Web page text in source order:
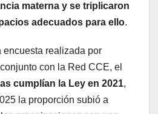
materna y se triplicaron
adecuados para ello.
encuesta realizada por
con la Red CCE, el
cumplían la Ley en 2021,
la proporción subió a